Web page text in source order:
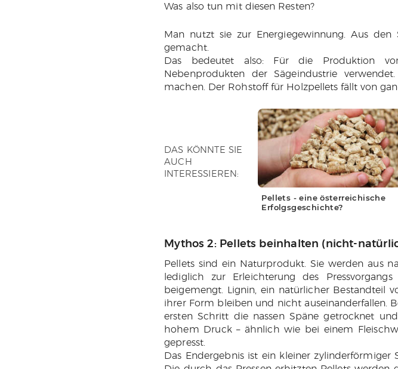
Was also tun mit diesen Resten?
Man nutzt sie zur Energiegewinnung. Aus
gemacht.
Das bedeutet also: Für die Produktion
Nebenprodukten der Sägeindustrie
machen. Der Rohstoff für Holzpellets fällt von
DAS KÖNNTE SIE
AUCH
INTERESSIEREN:
WEITERLESEN
Pellets - eine österreichische
Erfolgsgeschichte?
Mythos 2: Pellets beinhalten (nicht-
Pellets sind ein Naturprodukt. Sie werden aus
lediglich zur Erleichterung des
beigemengt. Lignin, ein natürlicher Bestandteil
ihrer Form bleiben und nicht auseinanderfallen.
ersten Schritt die nassen Späne getrocknet
hohem Druck – ähnlich wie bei einem
gepresst.
Das Endergebnis ist ein kleiner